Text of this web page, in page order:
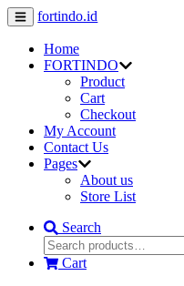
fortindo.id
Home
FORTINDO
Product
Cart
Checkout
My Account
Contact Us
Pages
About us
Store List
Search
Cart